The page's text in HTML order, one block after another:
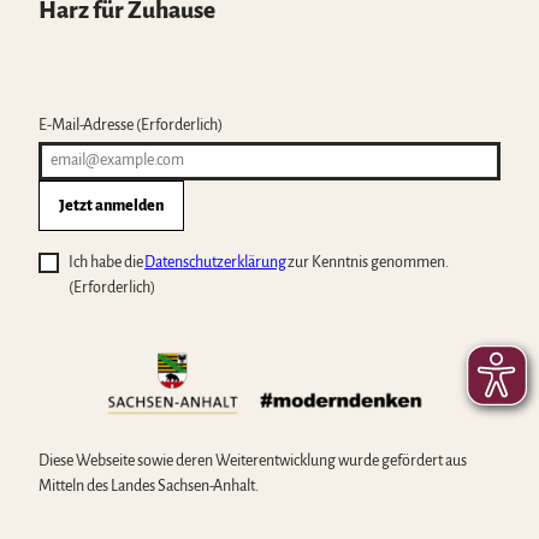
Harz für Zuhause
E-Mail-Adresse (Erforderlich)
Jetzt anmelden
Ich habe die Datenschutzerklärungzur Kenntnis genommen.
(Erforderlich)
Diese Webseite sowie deren Weiterentwicklung wurde gefördert aus
Mitteln des Landes Sachsen-Anhalt.